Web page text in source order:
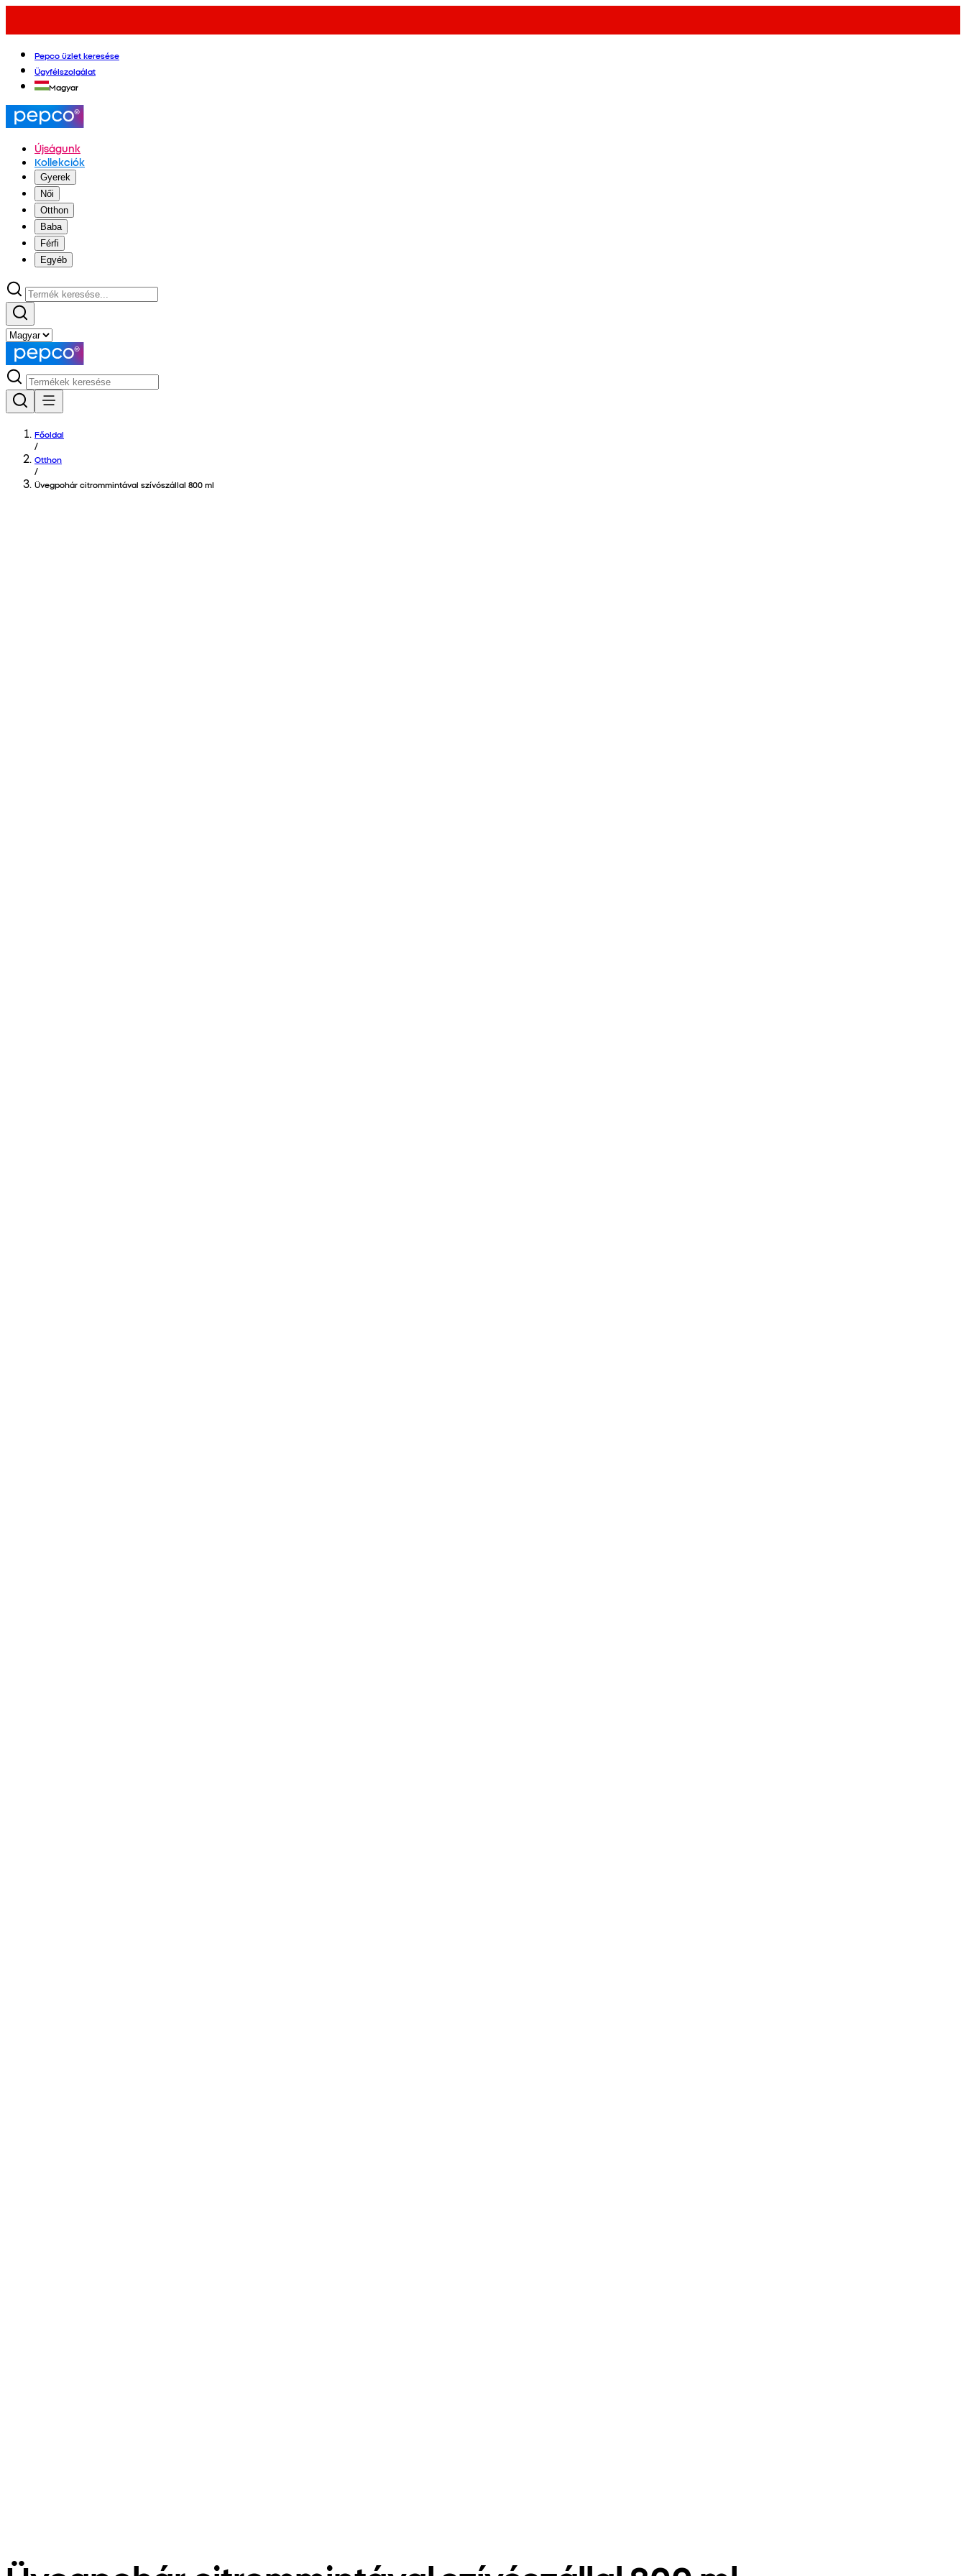
Pepco üzlet keresése
Ügyfélszolgálat
Magyar
Újságunk
Kollekciók
Gyerek
Női
Otthon
Baba
Férfi
Egyéb
Főoldal
/
Otthon
/
Üvegpohár citrommintával szívószállal 800 ml